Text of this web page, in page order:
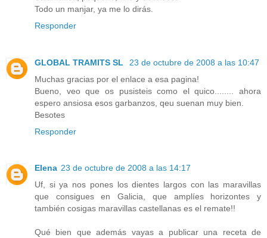
Todo un manjar, ya me lo dirás.
Responder
GLOBAL TRAMITS SL
23 de octubre de 2008 a las 10:47
Muchas gracias por el enlace a esa pagina!
Bueno, veo que os pusisteis como el quico........ ahora
espero ansiosa esos garbanzos, qeu suenan muy bien.
Besotes
Responder
Elena 23 de octubre de 2008 a las 14:17
Uf, si ya nos pones los dientes largos con las maravillas
que consigues en Galicia, que amplíes horizontes y
también cosigas maravillas castellanas es el remate!!
Qué bien que además vayas a publicar una receta de